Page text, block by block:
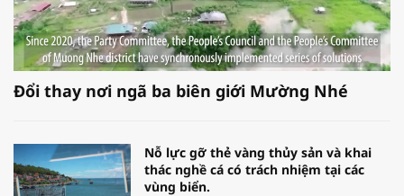
Đổi thay nơi ngã ba biên giới Mường Nhé
Nỗ lực gỡ thẻ vàng thủy sản và khai
thác nghề cá có trách nhiệm tại các
vùng biển.